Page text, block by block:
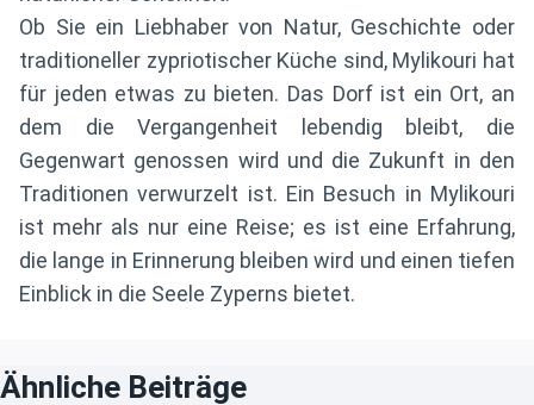
Ob Sie ein Liebhaber von Natur, Geschichte oder
traditioneller zypriotischer Küche sind, Mylikouri hat
für jeden etwas zu bieten. Das Dorf ist ein Ort, an
dem die Vergangenheit lebendig bleibt, die
Gegenwart genossen wird und die Zukunft in den
Traditionen verwurzelt ist. Ein Besuch in Mylikouri
ist mehr als nur eine Reise; es ist eine Erfahrung,
die lange in Erinnerung bleiben wird und einen tiefen
Einblick in die Seele Zyperns bietet.
Ähnliche Beiträge